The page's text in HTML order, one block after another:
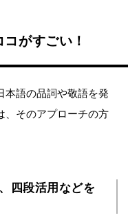
がすごい！
本語の品詞や敬語を発
、そのアプローチの方
四段活用などを